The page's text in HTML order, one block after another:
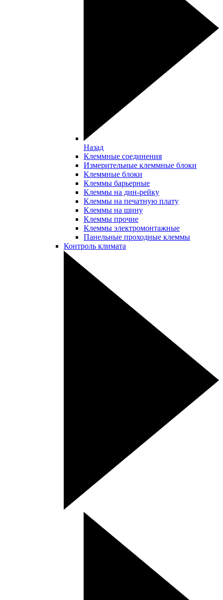
Назад
Клеммные соединения
Измерительные клеммные блоки
Клеммные блоки
Клеммы барьерные
Клеммы на дин-рейку
Клеммы на печатную плату
Клеммы на шину
Клеммы прочие
Клеммы электромонтажные
Панельные проходные клеммы
Контроль климата